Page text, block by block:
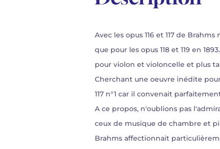
Avec les opus 116 et 117 de
que pour les opus 118 et 119 en
pour violon et violoncelle et plus
Cherchant une oeuvre inédite
117 n°1 car il convenait
A ce propos, n'oublions pas
ceux de musique de chambre et
Brahms affectionnait